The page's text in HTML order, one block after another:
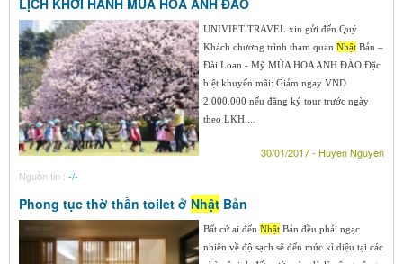
LỊCH KHỞI HÀNH MÙA HOA ANH ĐÀO
UNIVIET TRAVEL xin gửi đến Quý
Khách chương trình tham quan Nhật Bản –
Đài Loan - Mỹ MÙA HOA ANH ĐÀO Đặc
biệt khuyến mãi: Giảm ngay VND
2.000.000 nếu đăng ký tour trước ngày
theo LKH....
30/01/2017 - Huyen Nguyen
Nguồn tin : -/-
Phong tục thờ thần toilet ở Nhật Bản
Bất cứ ai đến Nhật Bản đều phải ngạc
nhiên về độ sạch sẽ đến mức kì diệu tại các